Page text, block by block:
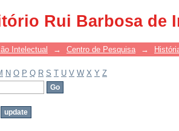
Rui Barbosa de
Intelectual → Centro de Pesquisa →
N O P Q R S T U V W X Y Z